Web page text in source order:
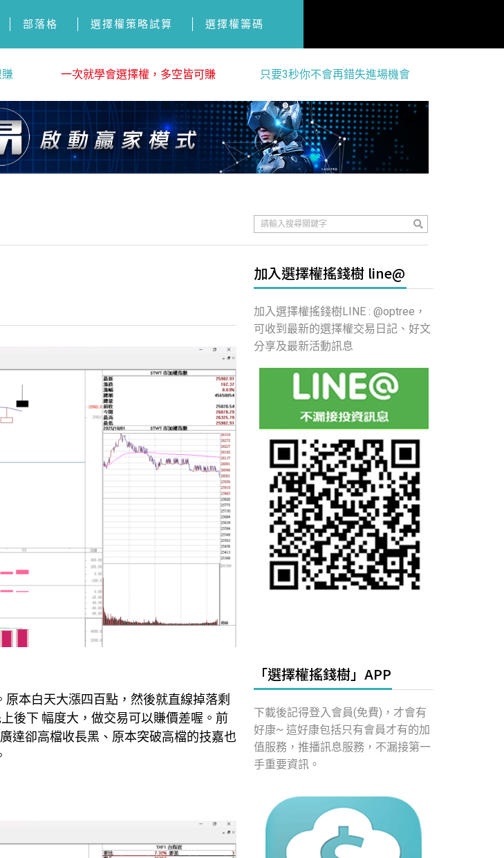
部落格 選擇權策略試算 選擇權籌碼
一次就學會選擇權，多空皆可賺 只要3秒你不會再錯失進場機會
本白天大漲四百點，然後就直線掉落剩
後下 幅度大，做交易可以賺價差喔。前
達卻高檔收長黑、原本突破高檔的技嘉也
加入選擇權搖錢樹 line@
加入選擇權搖錢樹LINE : @optree，
可收到最新的選擇權交易日記、好文
分享及最新活動訊息
「選擇權搖錢樹」APP
下載後記得登入會員(免費)，才會有
好康~ 這好康包括只有會員才有的加
值服務，推播訊息服務，不漏接第一
手重要資訊。